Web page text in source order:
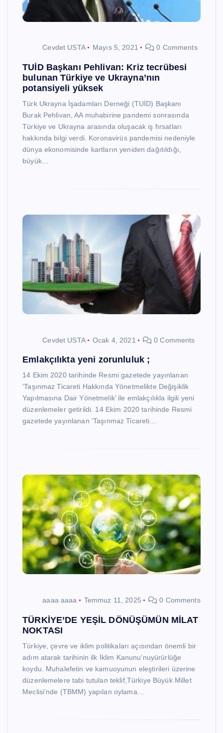
Cevdet USTA Mayıs 5, 2021 0 Comments
TUİD Başkanı Pehlivan: Kriz tecrübesi
bulunan Türkiye ve Ukrayna’nın
potansiyeli yüksek
Türk Ukrayna İşadamları Derneği (TUİD) Başkanı
Burak Pehlivan, AA muhabirine pandemi sonrasında
Türkiye ve Ukrayna arasında oluşacak iş fırsatları
hakkında bilgi verdi. Koronavirüs pandemisi nedeniyle
dünya ekonomisinde kartların yeniden dağıtıldığı,
büyük…
Cevdet USTA Ocak 4, 2021 0 Comments
Emlakçılıkta yeni zorunluluk ;
14 Ekim 2020 tarihinde Resmi gazetede yayınlanan
‘Taşınmaz Ticareti Hakkında Yönetmelikte Değişiklik
Yapılmasına Dair Yönetmelik’ ile emlakçılıkla ilgili yeni
düzenlemeler getirildi. 14 Ekim 2020 tarihinde Resmi
gazetede yayınlanan ‘Taşınmaz Ticareti…
aaaa aaaa Temmuz 11, 2025 0 Comments
TÜRKİYE’DE YEŞİL DÖNÜŞÜMÜN MİLAT
NOKTASI
Türkiye, çevre ve iklim politikaları açısından önemli bir
adım atarak tarihinin ilk İklim Kanunu’nuyürürlüğe
koydu. Muhalefetin ve kamuoyunun eleştirileri üzerine
düzenlemelere tabi tutulan teklif,Türkiye Büyük Millet
Meclisi’nde (TBMM) yapılan oylama…